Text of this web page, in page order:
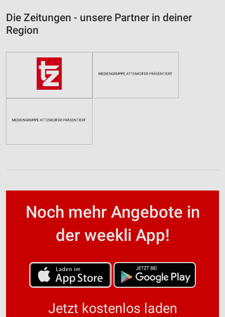
Die Zeitungen - unsere Partner in deiner
Region
Noch mehr Angebote in
der weekli App!
Jetzt kostenlos laden